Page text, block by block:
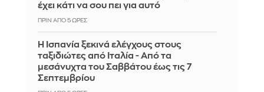
έχει κάτι να σου πει για αυτό
ΠΡΙΝ ΑΠΌ 5 ΏΡΕΣ
Η Ισπανία ξεκινά ελέγχους στους
ταξιδιώτες από Ιταλία - Από τα
μεσάνυχτα του Σαββάτου έως τις 7
Σεπτεμβρίου